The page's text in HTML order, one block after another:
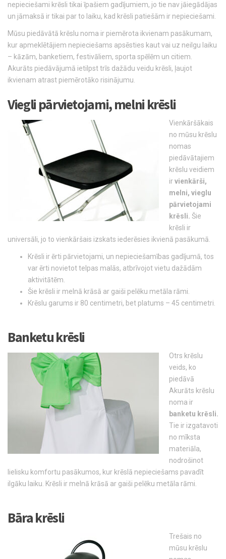
nepieciešami krēsli tikai īpašiem gadījumiem, jo tie nav jāiegādājas
un jāmaksā ir tikai par to laiku, kad krēsli patiešām ir nepieciešami.
Mūsu piedāvātā krēslu noma ir piemērota ikvienam pasākumam,
kur apmeklētājiem nepieciešams apsēsties kaut vai uz neilgu laiku
– kāzām, banketiem, festivāliem, sporta spēlēm un citiem.
Akurāts piedāvājumā ietilpst trīs dažādu veidu krēsli, ļaujot
ikvienam atrast piemērotāko risinājumu.
Viegli pārvietojami, melni krēsli
Vienkāršākais
no mūsu krēslu
nomas
piedāvātajiem
krēslu veidiem
irvienkārši,
melni, vieglu
pārvietojami
krēsli. Šie
krēsli ir
universāli, jo to vienkāršais izskats iederēsies ikvienā pasākumā.
Krēsli ir ērti pārvietojami, un nepieciešamības gadījumā, tos
var ērti novietot telpas malās, atbrīvojot vietu dažādām
aktivitātēm.
Šie krēsli ir melnā krāsā ar gaiši pelēku metāla rāmi.
Krēslu garums ir 80 centimetri, bet platums – 45 centimetri.
Banketu krēsli
Otrs krēslu
veids, ko
piedāvā
Akurāts krēslu
noma ir
banketu krēsli.
Tie ir izgatavoti
no mīksta
materiāla,
nodrošinot
lielisku komfortu pasākumos, kur krēslā nepieciešams pavadīt
ilgāku laiku. Krēsli ir melnā krāsā ar gaiši pelēku metāla rāmi.
Bāra krēsli
Trešais no
mūsu krēslu